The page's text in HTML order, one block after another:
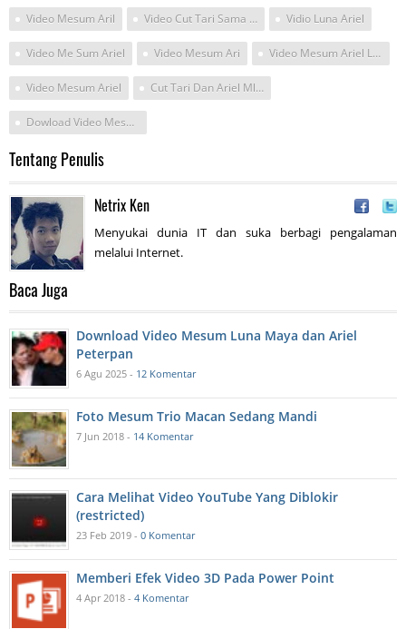
Video Mesum Aril Video Cut Tari Sama Ariel Vidio Luna Ariel
Video Me Sum Ariel Video Mesum Ari Video Mesum Ariel Luna Dn Cut Tari
Video Mesum Ariel Cut Tari Dan Ariel Ml Video
Dowload Video Mesum Aril Piterpan
Tentang Penulis
Netrix Ken
Menyukai dunia IT dan suka berbagi pengalaman
melalui Internet.
Baca Juga
Download Video Mesum Luna Maya dan Ariel
Peterpan
6 Agu 2025 - 12 Komentar
Foto Mesum Trio Macan Sedang Mandi
7 Jun 2018 - 14 Komentar
Cara Melihat Video YouTube Yang Diblokir
(restricted)
23 Feb 2019 - 0 Komentar
Memberi Efek Video 3D Pada Power Point
4 Apr 2018 - 4 Komentar